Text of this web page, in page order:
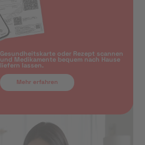
Gesundheitskarte oder Rezept scannen
und Medikamente bequem nach Hause
liefern lassen.
Mehr erfahren